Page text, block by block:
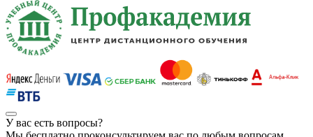
У вас есть вопросы?